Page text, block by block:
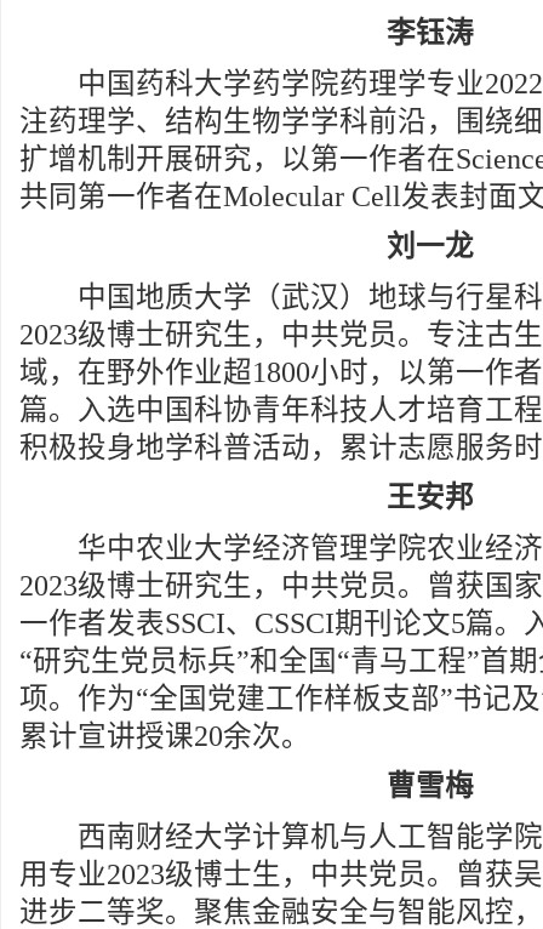
李钰涛
中国药科大学药学院药理学专业2022
注药理学、结构生物学学科前沿，围绕
扩增机制开展研究，以第一作者在
共同第一作者在Molecular Cell发表封面
刘一龙
中国地质大学（武汉）地球与行星科
2023级博士研究生，中共党员。专注古
域，在野外作业超1800小时，以第一作
篇。入选中国科协青年科技人才培育工
积极投身地学科普活动，累计志愿服务
王安邦
华中农业大学经济管理学院农业经济
2023级博士研究生，中共党员。曾获国
一作者发表SSCI、CSSCI期刊论文5篇。
“研究生党员标兵”和全国“青马工程”首
项。作为“全国党建工作样板支部”书记
累计宣讲授课20余次。
曹雪梅
西南财经大学计算机与人工智能学院
用专业2023级博士生，中共党员。曾获
进步二等奖。聚焦金融安全与智能风控